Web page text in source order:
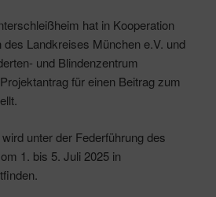
hat in Kooperation
Landkreises München e.V. und
und Blindenzentrum
für einen Beitrag zum
unter der Federführung des
1. bis 5. Juli 2025 in